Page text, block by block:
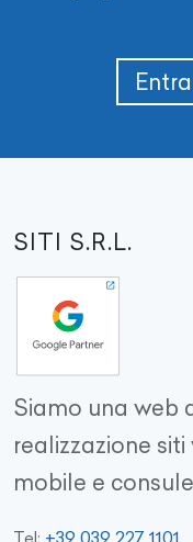
SITI S.R.L.
Siamo una web
realizzazione
mobile e